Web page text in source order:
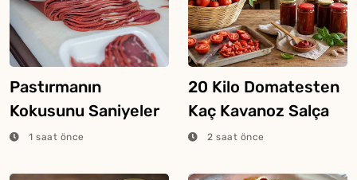
Pastırmanın
Kokusunu Saniyeler
İçinde Alan Yöntem
1 saat önce
20 Kilo Domatesten
Kaç Kavanoz Salça
Çıkar?
2 saat önce